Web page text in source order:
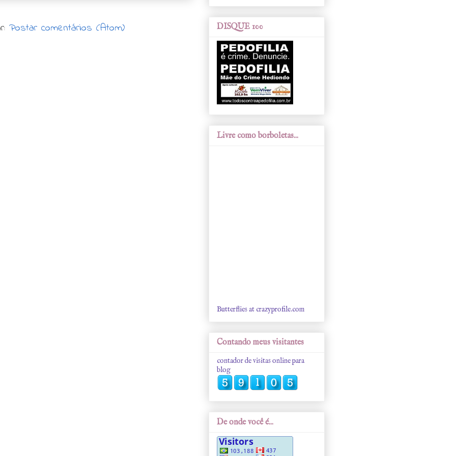
Postar comentários (Atom) DISQUE 100
Livre como borboletas...
Butterflies at crazyprofile.com
Contando meus visitantes
contador de visitas online para
blog
De onde você é...